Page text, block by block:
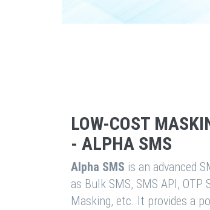
LOW-COST
- ALPHA SMS
Alpha SMS is an advanced
as Bulk SMS, SMS API, OTP
Masking, etc. It provides a